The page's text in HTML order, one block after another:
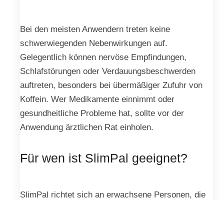
Bei den meisten Anwendern treten keine
schwerwiegenden Nebenwirkungen auf.
Gelegentlich können nervöse Empfindungen,
Schlafstörungen oder Verdauungsbeschwerden
auftreten, besonders bei übermäßiger Zufuhr von
Koffein. Wer Medikamente einnimmt oder
gesundheitliche Probleme hat, sollte vor der
Anwendung ärztlichen Rat einholen.
Für wen ist SlimPal geeignet?
SlimPal richtet sich an erwachsene Personen, die